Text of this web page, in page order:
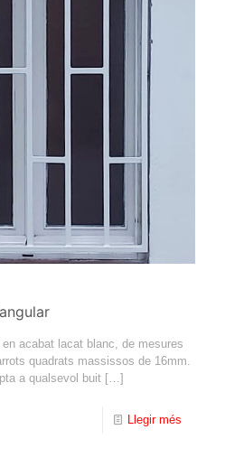
acabat lacat blanc, de mesures
quadrats massissos de 16mm.
a qualsevol buit […]
Llegir més